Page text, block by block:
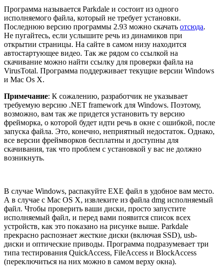
Программа называется Parkdale и состоит из одного
исполняемого файла, который не требует установки.
Последнюю версию программы 2.93 можно скачать отсюда.
Не пугайтесь, если услышите речь из динамиков при
открытии страницы. На сайте в самом низу находится
автостартующее видео. Так же рядом со ссылкой на
скачивание можно найти ссылку для проверки файла на
VirusTotal. Программа поддерживает текущие версии Windows
и Mac Os X.
Примечание: К сожалению, разработчик не указывает
требуемую версию .NET framework для Windows. Поэтому,
возможно, вам так же придется установить ту версию
фрейморка, о которой будет идти речь в окне с ошибкой, после
запуска файла. Это, конечно, неприятный недостаток. Однако,
все версии фреймворков бесплатны и доступны для
скачивания, так что проблем с установкой у вас не должно
возникнуть.
В случае Windows, распакуйте EXE файл в удобное вам место.
А в случае с Mac OS X, извлеките из файла dmg исполняемый
файл. Чтобы проверить ваши диски, просто запустите
исполняемый файл, и перед вами появится список всех
устройств, как это показано на рисунке выше. Parkdale
прекрасно распознает жесткие диски (включая SSD), usb-
диски и оптические приводы. Программа подразумевает три
типа тестирования QuickAccess, FileAccess и BlockAccess
(переключиться на них можно в самом верху окна).